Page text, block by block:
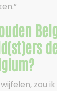
zou